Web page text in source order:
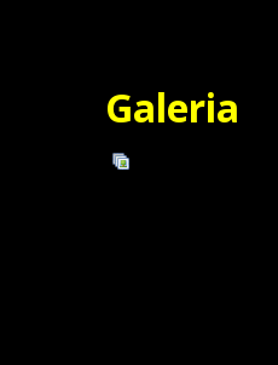
Galeria